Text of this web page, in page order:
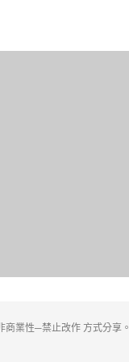
業性─禁止改作 方式分享。